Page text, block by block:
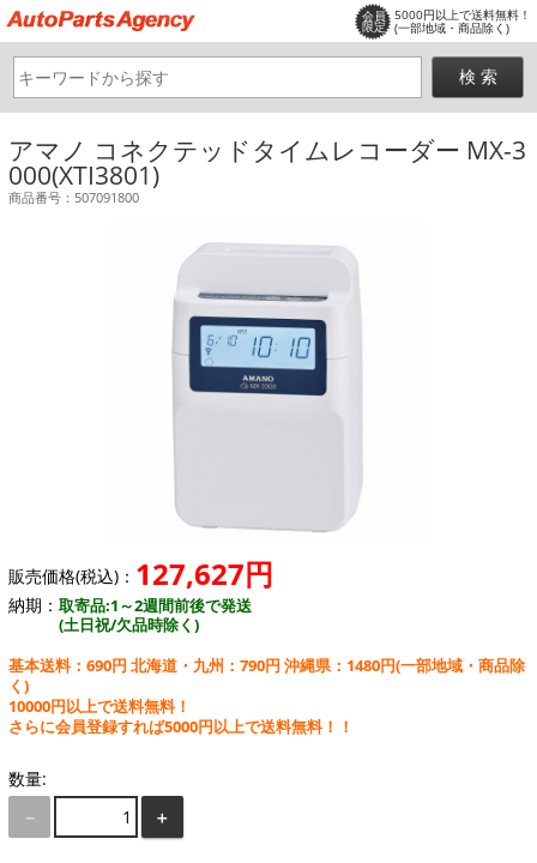
会員
限定
5000円以上で送料無料！
(一部地域・商品除く)
アマノ コネクテッドタイムレコーダー MX-3
000(XTI3801)
商品番号：507091800
販売価格(税込)： 127,627円
納期： 取寄品:1～2週間前後で発送
(土日祝/欠品時除く)
基本送料：690円 北海道・九州：790円 沖縄県：1480円(一部地域・商品除
く)
10000円以上で送料無料！
さらに会員登録すれば5000円以上で送料無料！！
数量:
－
＋